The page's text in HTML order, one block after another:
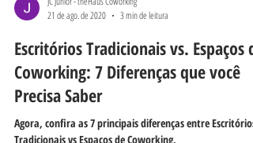
21 de ago. de 2020
3 min de leitura
Escritórios Tradicionais vs. Espaços de
Coworking: 7 Diferenças que você
Precisa Saber